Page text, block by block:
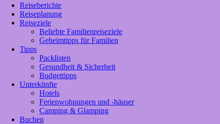
Reiseberichte
Reiseplanung
Reiseziele
Beliebte Familienreiseziele
Geheimtipps für Familien
Tipps
Packlisten
Gesundheit & Sicherheit
Budgettipps
Unterkünfte
Hotels
Ferienwohnungen und -häuser
Camping & Glamping
Buchen